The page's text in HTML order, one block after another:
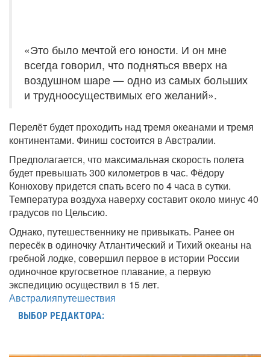
«Это было мечтой его юности. И он мне
всегда говорил, что подняться вверх на
воздушном шаре — одно из самых больших
и трудноосуществимых его желаний».
Перелёт будет проходить над тремя океанами и тремя
континентами. Финиш состоится в Австралии.
Предполагается, что максимальная скорость полета
будет превышать 300 километров в час. Фёдору
Конюхову придется спать всего по 4 часа в сутки.
Температура воздуха наверху составит около минус 40
градусов по Цельсию.
Однако, путешественнику не привыкать. Ранее он
пересёк в одиночку Атлантический и Тихий океаны на
гребной лодке, совершил первое в истории России
одиночное кругосветное плавание, а первую
экспедицию осуществил в 15 лет.
Австралияпутешествия
ВЫБОР РЕДАКТОРА: